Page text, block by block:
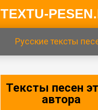
TEXTU-
Русские тексты
Тексты песен
автора